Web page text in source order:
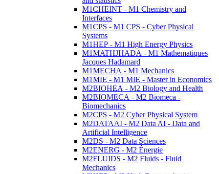
M1CHEINT - M1 Chemistry and
Interfaces
M1CPS - M1 CPS - Cyber Physical
Systems
M1HEP - M1 High Energy Physics
M1MATHJHADA - M1 Mathematiques
Jacques Hadamard
M1MECHA - M1 Mechanics
M1MIE - M1 MIE - Master in Economics
M2BIOHEA - M2 Biology and Health
M2BIOMECA - M2 Biomeca -
Biomechanics
M2CPS - M2 Cyber Physical System
M2DATAAI - M2 Data AI - Data and
Artificial Intelligence
M2DS - M2 Data Sciences
M2ENERG - M2 Énergie
M2FLUIDS - M2 Fluids - Fluid
Mechanics